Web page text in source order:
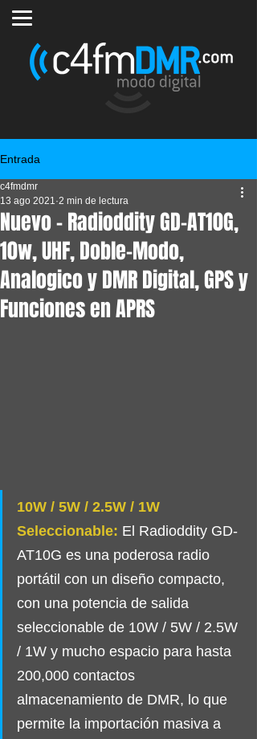
Entrada
Nuevo - Radioddity GD-AT10G,
10w, UHF, Doble-Modo,
Analogico y DMR Digital, GPS y
Funciones en APRS
c4fmdmr
13 ago 2021 2 min de lectura
10W / 5W / 2.5W / 1W
Seleccionable: El Radioddity GD-
AT10G es una poderosa radio
portátil con un diseño compacto,
con una potencia de salida
seleccionable de 10W / 5W / 2.5W
/ 1W y mucho espacio para hasta
200,000 contactos
almacenamiento de DMR, lo que
permite la importación masiva a